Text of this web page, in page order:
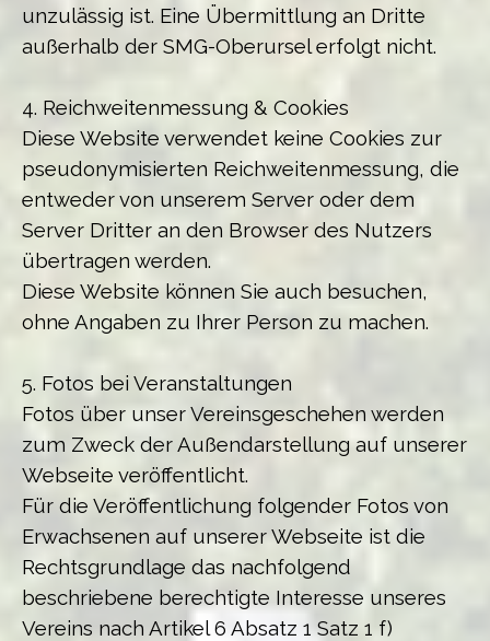
unzulässig ist. Eine Übermittlung an Dritte
außerhalb der SMG-Oberursel erfolgt nicht.
4. Reichweitenmessung & Cookies
Diese Website verwendet keine Cookies zur
pseudonymisierten Reichweitenmessung, die
entweder von unserem Server oder dem
Server Dritter an den Browser des Nutzers
übertragen werden.
Diese Website können Sie auch besuchen,
ohne Angaben zu Ihrer Person zu machen.
5. Fotos bei Veranstaltungen
Fotos über unser Vereinsgeschehen werden
zum Zweck der Außendarstellung auf unserer
Webseite veröffentlicht.
Für die Veröffentlichung folgender Fotos von
Erwachsenen auf unserer Webseite ist die
Rechtsgrundlage das nachfolgend
beschriebene berechtigte Interesse unseres
Vereins nach Artikel 6 Absatz 1 Satz 1 f)